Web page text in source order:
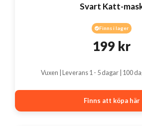
Svart Katt-
Finns i lager
199 kr
Vuxen | Leverans 1 - 5 dagar | 100
Finns att köpa här